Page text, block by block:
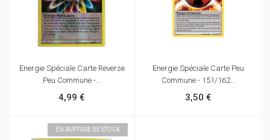
Energie Spéciale Carte Reverse
Peu Commune -...
4,99 €
Energie Spéciale Carte Peu
Commune - 151/162...
3,50 €
EN RUPTURE DE STOCK